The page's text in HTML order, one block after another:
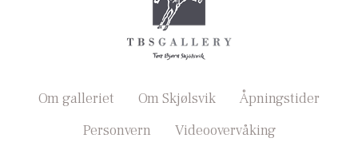
Om galleriet Om Skjølsvik
Åpningstider
Personvern
Videoovervåking